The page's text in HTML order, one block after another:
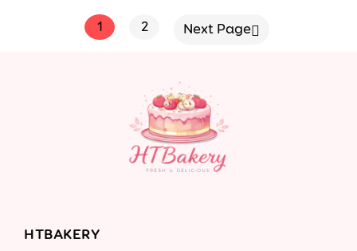
1 2 Next Page
HTBAKERY